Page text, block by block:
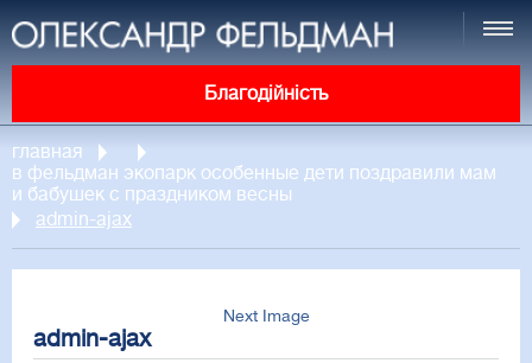
Благодійність
главная
в фельдман экопарк особенные дети поздравили мам
и бабушек с праздником весны
admin-ajax
Next Image
admin-ajax